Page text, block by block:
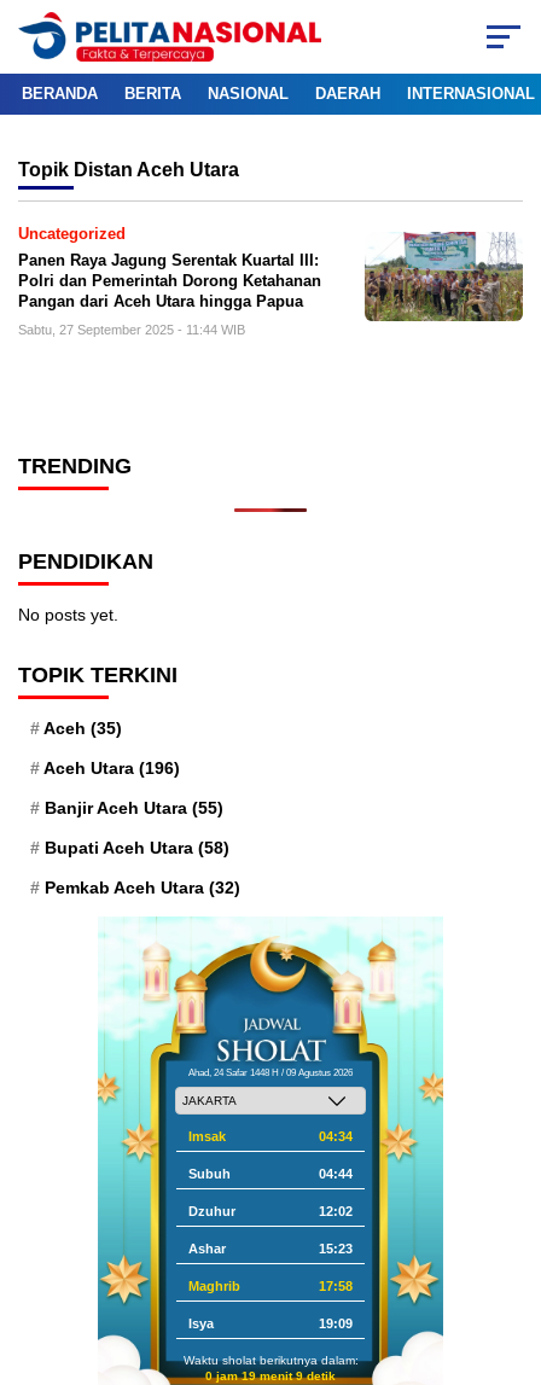
BERANDA BERITA NASIONAL DAERAH INTERNASIONAL
Topik Distan Aceh Utara
Uncategorized
Panen Raya Jagung Serentak Kuartal III:
Polri dan Pemerintah Dorong Ketahanan
Pangan dari Aceh Utara hingga Papua
Sabtu, 27 September 2025 - 11:44 WIB
TRENDING
PENDIDIKAN
No posts yet.
TOPIK TERKINI
Aceh (35)
Aceh Utara (196)
Banjir Aceh Utara (55)
Bupati Aceh Utara (58)
Pemkab Aceh Utara (32)
Ahad, 24 Safar 1448 H / 09 Agustus 2026
Imsak 04:34
Subuh 04:44
Dzuhur 12:02
Ashar 15:23
Maghrib 17:58
Isya 19:09
Waktu sholat berikutnya dalam:
0 jam 19 menit 9 detik